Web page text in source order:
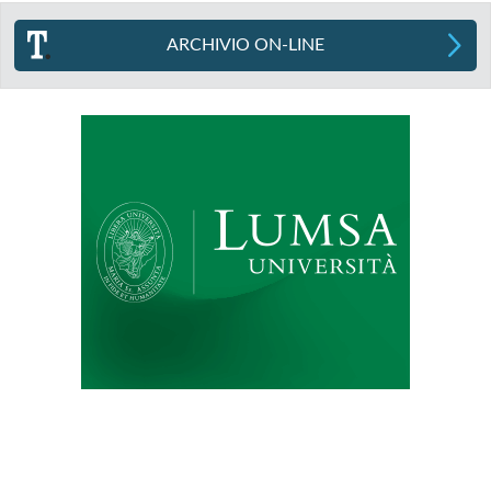
ARCHIVIO ON-LINE